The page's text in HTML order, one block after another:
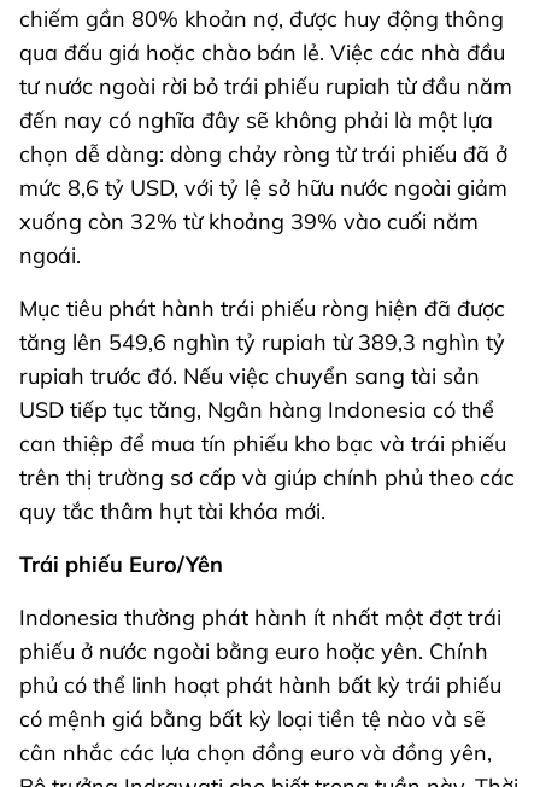
chiếm gần 80% khoản nợ, được huy động thông
qua đấu giá hoặc chào bán lẻ. Việc các nhà đầu
tư nước ngoài rời bỏ trái phiếu rupiah từ đầu năm
đến nay có nghĩa đây sẽ không phải là một lựa
chọn dễ dàng: dòng chảy ròng từ trái phiếu đã ở
mức 8,6 tỷ USD, với tỷ lệ sở hữu nước ngoài giảm
xuống còn 32% từ khoảng 39% vào cuối năm
ngoái.
Mục tiêu phát hành trái phiếu ròng hiện đã được
tăng lên 549,6 nghìn tỷ rupiah từ 389,3 nghìn tỷ
rupiah trước đó. Nếu việc chuyển sang tài sản
USD tiếp tục tăng, Ngân hàng Indonesia có thể
can thiệp để mua tín phiếu kho bạc và trái phiếu
trên thị trường sơ cấp và giúp chính phủ theo các
quy tắc thâm hụt tài khóa mới.
Trái phiếu Euro/Yên
Indonesia thường phát hành ít nhất một đợt trái
phiếu ở nước ngoài bằng euro hoặc yên. Chính
phủ có thể linh hoạt phát hành bất kỳ trái phiếu
có mệnh giá bằng bất kỳ loại tiền tệ nào và sẽ
cân nhắc các lựa chọn đồng euro và đồng yên,